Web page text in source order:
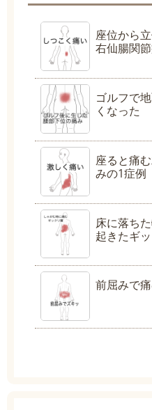
座位から
右仙腸関
ゴルフで
くなった
座ると痛
みの1症例
床に落ち
起きたギ
前屈みで